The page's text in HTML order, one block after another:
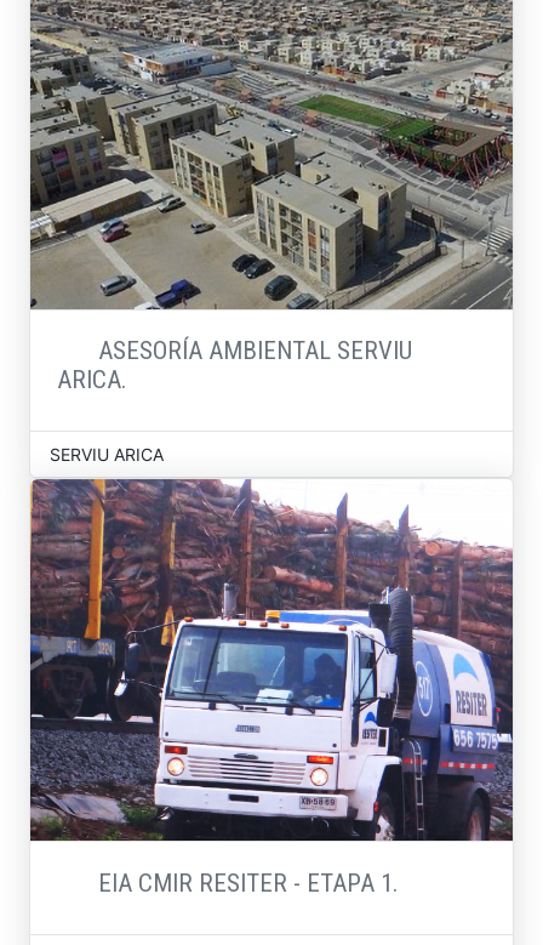
ASESORÍA AMBIENTAL SERVIU
ARICA.
SERVIU ARICA
EIA CMIR RESITER - ETAPA 1.